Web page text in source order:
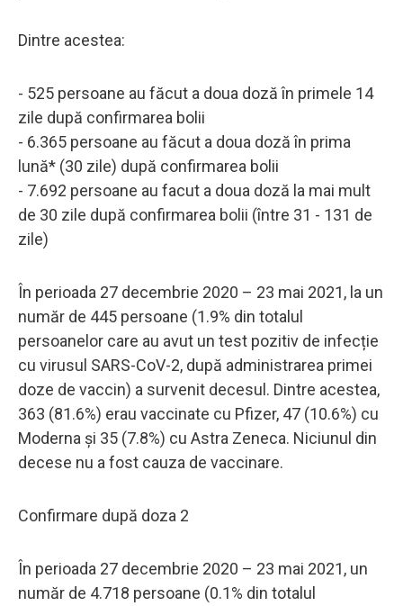
Dintre acestea:
- 525 persoane au făcut a doua doză în primele 14
zile după confirmarea bolii
- 6.365 persoane au făcut a doua doză în prima
lună* (30 zile) după confirmarea bolii
- 7.692 persoane au facut a doua doză la mai mult
de 30 zile după confirmarea bolii (între 31 - 131 de
zile)
În perioada 27 decembrie 2020 – 23 mai 2021, la un
număr de 445 persoane (1.9% din totalul
persoanelor care au avut un test pozitiv de infecție
cu virusul SARS-CoV-2, după administrarea primei
doze de vaccin) a survenit decesul. Dintre acestea,
363 (81.6%) erau vaccinate cu Pfizer, 47 (10.6%) cu
Moderna și 35 (7.8%) cu Astra Zeneca. Niciunul din
decese nu a fost cauza de vaccinare.
Confirmare după doza 2
În perioada 27 decembrie 2020 – 23 mai 2021, un
număr de 4.718 persoane (0.1% din totalul